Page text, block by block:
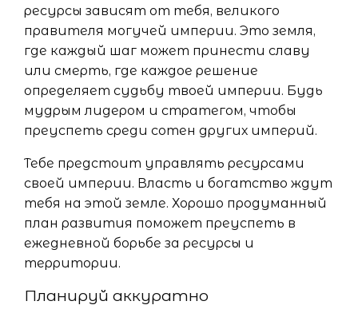
ресурсы зависят от тебя, великого
правителя могучей империи. Это земля,
где каждый шаг может принести славу
или смерть, где каждое решение
определяет судьбу твоей империи. Будь
мудрым лидером и стратегом, чтобы
преуспеть среди сотен других империй.
Тебе предстоит управлять ресурсами
своей империи. Власть и богатство ждут
тебя на этой земле. Хорошо продуманный
план развития поможет преуспеть в
ежедневной борьбе за ресурсы и
территории.
Планируй аккуратно